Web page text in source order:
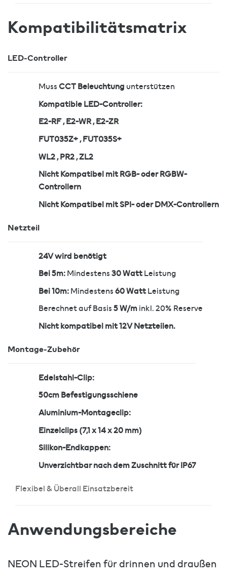
Kompatibilitätsmatrix
LED-Controller
MussCCT Beleuchtung unterstützen
Kompatible LED-Controller:
E2-RF , E2-WR , E2-ZR
FUT035Z+ , FUT035S+
WL2 , PR2 , ZL2
Nicht Kompatibel mit RGB- oder RGBW-
Controllern
Nicht Kompatibel mit SPI- oder DMX-Controllern
Netzteil
24V wird benötigt
Bei 5m:Mindestens30 WattLeistung
Bei 10m:Mindestens60 WattLeistung
Berechnet auf Basis5 W/minkl. 20% Reserve
Nicht kompatibel mit 12V Netzteilen.
Montage-Zubehör
Edelstahl-Clip:
50cm Befestigungsschiene
Aluminium-Montageclip:
Einzelclips (7,1 x 14 x 20 mm)
Silikon-Endkappen:
Unverzichtbar nach dem Zuschnitt für IP67
Flexibel & Überall Einsatzbereit
Anwendungsbereiche
NEON LED-Streifen für drinnen und draußen